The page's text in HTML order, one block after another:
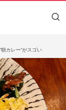
カレー”がスゴい